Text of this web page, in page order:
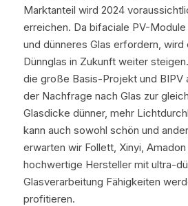
Marktanteil wird 2024
erreichen. Da bifaciale PV-
und dünneres Glas erfordern,
Dünnglas in Zukunft weiter
die große Basis-Projekt und BIPV
der Nachfrage nach Glas zur
Glasdicke dünner, mehr
kann auch sowohl schön und
erwarten wir Follett, Xinyi,
hochwertige Hersteller mit ultra-
Glasverarbeitung Fähigkeiten
profitieren.